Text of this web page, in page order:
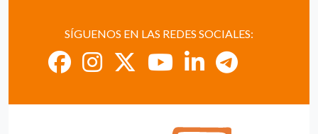
SÍGUENOS EN LAS REDES SOCIALES: